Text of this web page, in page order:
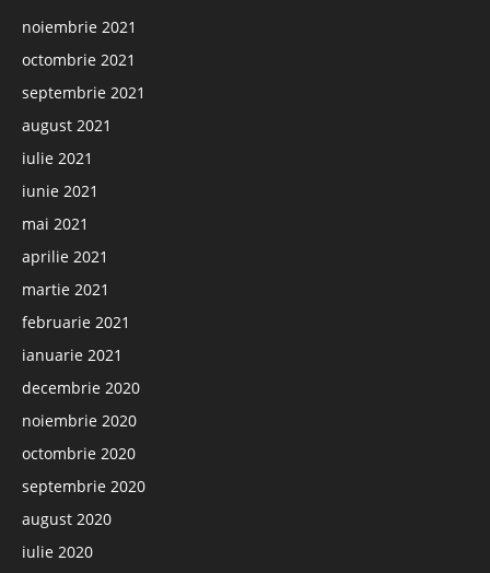
noiembrie 2021
octombrie 2021
septembrie 2021
august 2021
iulie 2021
iunie 2021
mai 2021
aprilie 2021
martie 2021
februarie 2021
ianuarie 2021
decembrie 2020
noiembrie 2020
octombrie 2020
septembrie 2020
august 2020
iulie 2020